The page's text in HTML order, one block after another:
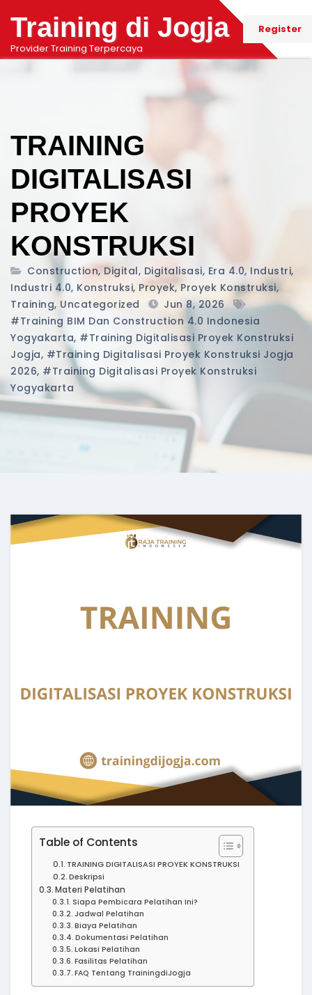
Training di Jogja
Provider Training Terpercaya
Register
TRAINING
DIGITALISASI
PROYEK
KONSTRUKSI
Construction, Digital, Digitalisasi, Era 4.0, Industri,
Industri 4.0, Konstruksi, Proyek, Proyek Konstruksi,
Training, Uncategorized
Jun 8, 2026
#training BIM Dan Construction 4.0 Indonesia
Yogyakarta, #training Digitalisasi Proyek Konstruksi
Jogja, #training Digitalisasi Proyek Konstruksi Jogja
2026, #training Digitalisasi Proyek Konstruksi
Yogyakarta
Table of Contents
TRAINING DIGITALISASI PROYEK KONSTRUKSI
Deskripsi
Materi Pelatihan
Siapa Pembicara Pelatihan Ini?
Jadwal Pelatihan
Biaya Pelatihan
Dokumentasi Pelatihan
Lokasi Pelatihan
Fasilitas Pelatihan
FAQ Tentang TrainingdiJogja